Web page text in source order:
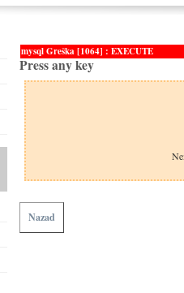
mysql Greška [1064] : EXECUTE
Press any key
Nazad